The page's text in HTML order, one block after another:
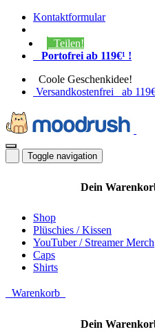
Kontaktformular
Teilen!
Portofrei ab 119€¹ !
Coole Geschenkidee!
Versandkostenfrei ab
Toggle navigation
Dein
Shop
Plüschies / Kissen
YouTuber / Streamer Merch
Caps
Shirts
Warenkorb
Dein